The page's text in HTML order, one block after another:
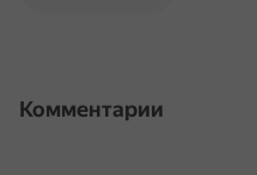
Комментарии